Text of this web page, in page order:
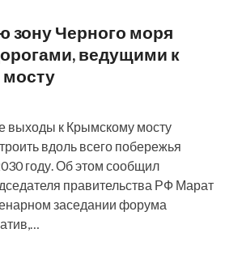
зону Черного моря
ведущими к
к Крымскому мосту
вдоль всего побережья
году. Об этом сообщил
правительства РФ Марат
заседании форума